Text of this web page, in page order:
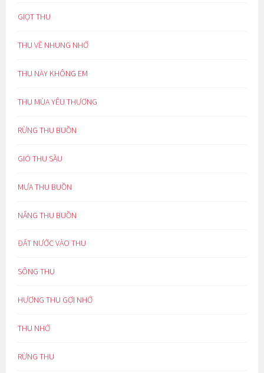
GIỌT THU
THU VỀ NHUNG NHỚ
THU NÀY KHÔNG EM
THU MÙA YÊU THƯƠNG
RỪNG THU BUỒN
GIÓ THU SẦU
MƯA THU BUỒN
NẮNG THU BUỒN
ĐẤT NƯỚC VÀO THU
SÔNG THU
HƯƠNG THU GỢI NHỚ
THU NHỚ
RỪNG THU